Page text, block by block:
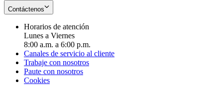
Contáctenos
Horarios de atención
Lunes a Viernes
8:00 a.m. a 6:00 p.m.
Canales de servicio al cliente
Trabaje con nosotros
Paute con nosotros
Cookies